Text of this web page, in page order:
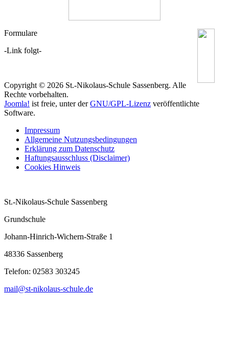
Formulare
-Link folgt-
Copyright © 2026 St.-Nikolaus-Schule Sassenberg. Alle
Rechte vorbehalten.
Joomla! ist freie, unter derGNU/GPL-Lizenz veröffentlichte
Software.
Impressum
Allgemeine Nutzungsbedingungen
Erklärung zum Datenschutz
Haftungsausschluss (Disclaimer)
Cookies Hinweis
St.-Nikolaus-Schule Sassenberg
Grundschule
Johann-Hinrich-Wichern-Straße 1
48336 Sassenberg
Telefon: 02583 303245
mail@st-nikolaus-schule.de